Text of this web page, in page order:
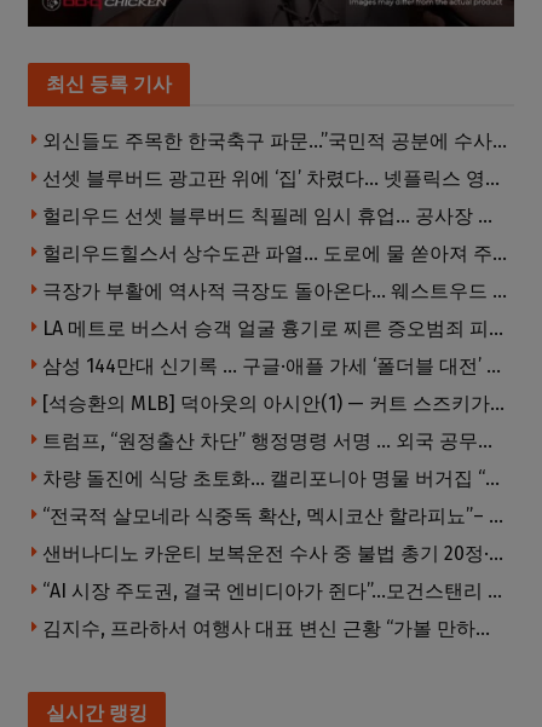
최신 등록 기사
외신들도 주목한 한국축구 파문…”국민적 공분에 수사 재개”
선셋 블루버드 광고판 위에 ‘집’ 차렸다… 넷플릭스 영화 홍보 이색 퍼포먼스
헐리우드 선셋 블루버드 칙필레 임시 휴업… 공사장 담장은 낙서로 뒤덮여
헐리우드힐스서 상수도관 파열… 도로에 물 쏟아져 주민 약 100명 피해
극장가 부활에 역사적 극장도 돌아온다… 웨스트우드 ‘브루인 극장’ 10월 재개장 추진
LA 메트로 버스서 승객 얼굴 흉기로 찌른 증오범죄 피고인, 종신형에 징역 7년 추가 선고
삼성 144만대 신기록 … 구글·애플 가세 ‘폴더블 대전’ 열린다
[석승환의 MLB] 덕아웃의 아시안(1) — 커트 스즈키가 우리에게 묻는 것
트럼프, “원정출산 차단” 행정명령 서명 … 외국 공무원 자녀도 시민권 안준다
차량 돌진에 식당 초토화… 캘리포니아 명물 버거집 “다시 일어설 수 있도록 도와주세요”
“전국적 살모네라 식중독 확산, 멕시코산 할라피뇨”– CDC
샌버나디노 카운티 보복운전 수사 중 불법 총기 20정·탄약 2만 발 압수
“AI 시장 주도권, 결국 엔비디아가 쥔다”…모건스탠리 장담
김지수, 프라하서 여행사 대표 변신 근황 “가볼 만하니…”
실시간 랭킹